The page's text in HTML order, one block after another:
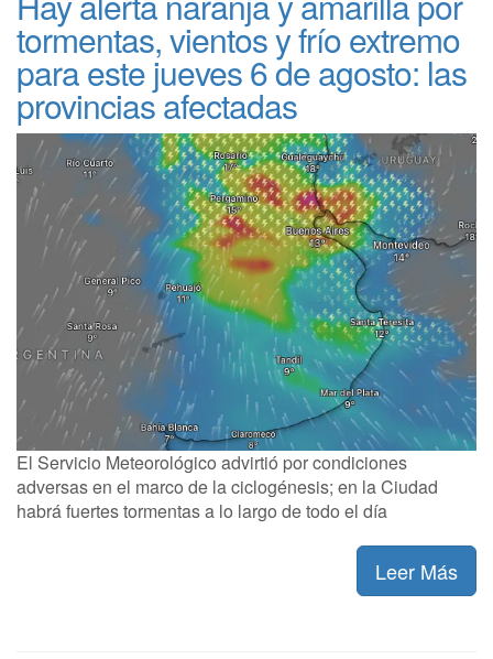
tormentas, vientos y frío extremo
para este jueves 6 de agosto: las
provincias afectadas
El Servicio Meteorológico advirtió por condiciones
adversas en el marco de la ciclogénesis; en la Ciudad
habrá fuertes tormentas a lo largo de todo el día
Leer Más